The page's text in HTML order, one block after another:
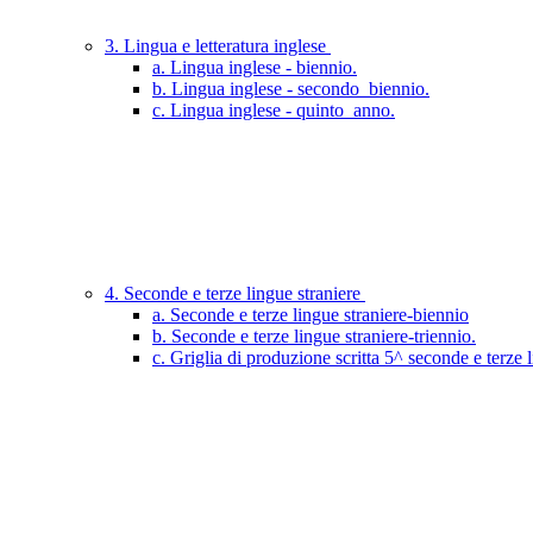
3. Lingua e letteratura inglese
a. Lingua inglese - biennio.
b. Lingua inglese - secondo_biennio.
c. Lingua inglese - quinto_anno.
4. Seconde e terze lingue straniere
a. Seconde e terze lingue straniere-biennio
b. Seconde e terze lingue straniere-triennio.
c. Griglia di produzione scritta 5^ seconde e terze